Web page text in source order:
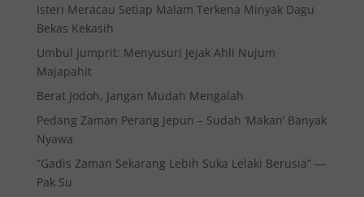
Isteri Meracau Setiap Malam Terkena Minyak Dagu
Bekas Kekasih
Umbul Jumprit: Menyusuri Jejak Ahli Nujum
Majapahit
Berat Jodoh, Jangan Mudah Mengalah
Pedang Zaman Perang Jepun – Sudah ‘Makan’ Banyak
Nyawa
“Gadis Zaman Sekarang Lebih Suka Lelaki Berusia” —
Pak Su